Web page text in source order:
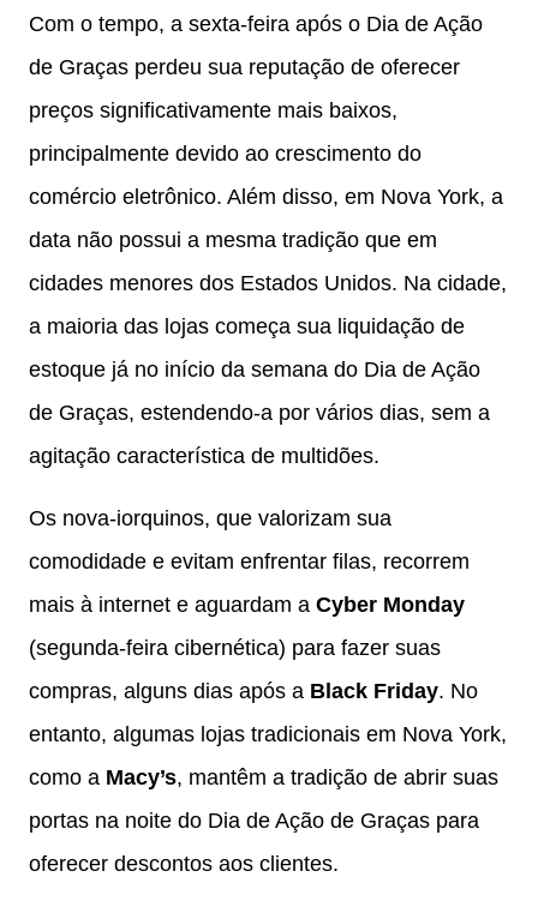
Com o tempo, a sexta-feira após o Dia de Ação
de Graças perdeu sua reputação de oferecer
preços significativamente mais baixos,
principalmente devido ao crescimento do
comércio eletrônico. Além disso, em Nova York, a
data não possui a mesma tradição que em
cidades menores dos Estados Unidos. Na cidade,
a maioria das lojas começa sua liquidação de
estoque já no início da semana do Dia de Ação
de Graças, estendendo-a por vários dias, sem a
agitação característica de multidões.
Os nova-iorquinos, que valorizam sua
comodidade e evitam enfrentar filas, recorrem
mais à internet e aguardam a Cyber Monday
(segunda-feira cibernética) para fazer suas
compras, alguns dias após a Black Friday. No
entanto, algumas lojas tradicionais em Nova York,
como a Macy’s, mantêm a tradição de abrir suas
portas na noite do Dia de Ação de Graças para
oferecer descontos aos clientes.